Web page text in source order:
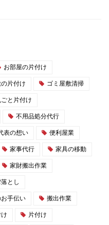
お部屋の片付け
片付け ゴミ屋敷清掃
と片付け
不用品処分代行
表の想い 便利屋業
家事代行 家具の移動
家財搬出作業
とし
手伝い 搬出作業
片付け